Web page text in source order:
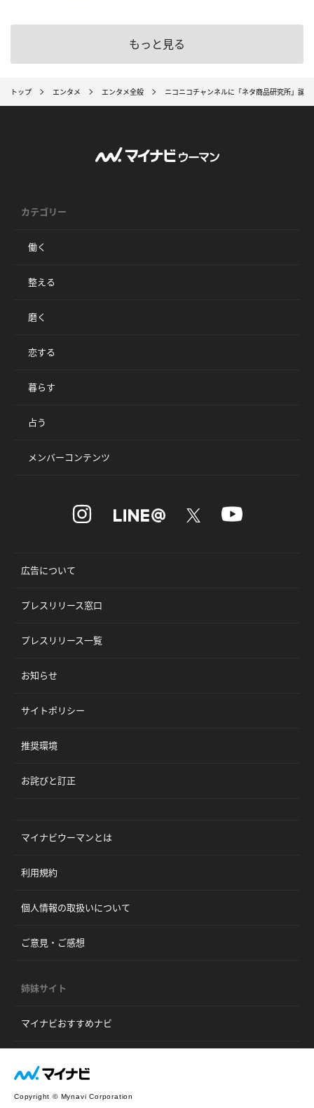
もっと見る
トップ エンタメ エンタメ全般 ニコニコチャンネルに「ネタ商品研究所」誕
カテゴリー
働く
整える
磨く
恋する
暮らす
占う
メンバーコンテンツ
広告について
プレスリリース窓口
プレスリリース一覧
お知らせ
サイトポリシー
推奨環境
お詫びと訂正
マイナビウーマンとは
利用規約
個人情報の取扱いについて
ご意見・ご感想
姉妹サイト
マイナビおすすめナビ
Copyright © Mynavi Corporation